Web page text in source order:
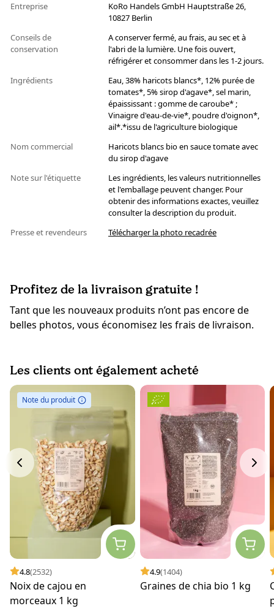
Entreprise
KoRo Handels GmbH Hauptstraße 26,
10827 Berlin
Conseils de
conservation
A conserver fermé, au frais, au sec et à
l'abri de la lumière. Une fois ouvert,
réfrigérer et consommer dans les 1-2 jours.
Ingrédients
Eau, 38% haricots blancs*, 12% purée de
tomates*, 5% sirop d'agave*, sel marin,
épaississant : gomme de caroube* ;
Vinaigre d'eau-de-vie*, poudre d'oignon*,
ail*.*issu de l'agriculture biologique
Nom commercial
Haricots blancs bio en sauce tomate avec
du sirop d'agave
Note sur l'étiquette
Les ingrédients, les valeurs nutritionnelles
et l'emballage peuvent changer. Pour
obtenir des informations exactes, veuillez
consulter la description du produit.
Presse et revendeurs
Télécharger la photo recadrée
Profitez de la livraison gratuite !
Tant que les nouveaux produits n’ont pas encore de
belles photos, vous économisez les frais de livraison.
Les clients ont également acheté
Note du produit
4.8(2532)
Noix de cajou en
morceaux 1 kg
4.9(1404)
Graines de chia bio 1 kg